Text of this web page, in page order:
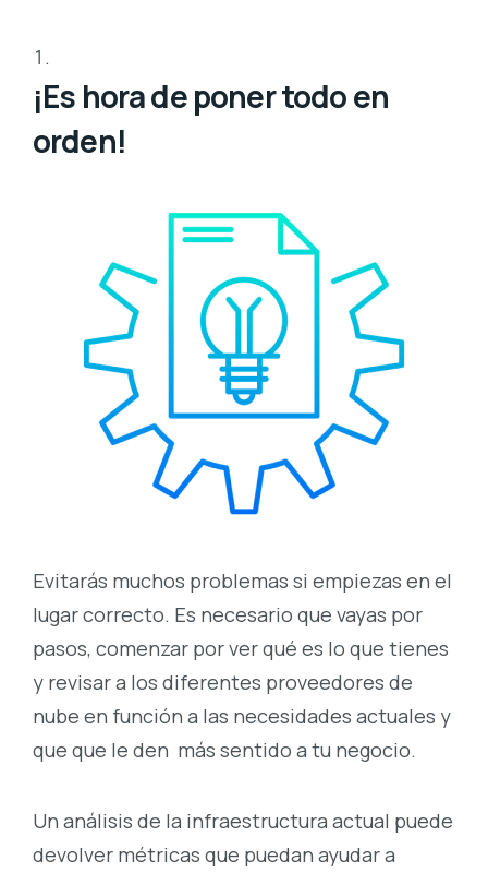
¡Es hora de poner todo en
orden!
Evitarás muchos problemas si empiezas en el
lugar correcto. Es necesario que vayas por
pasos, comenzar por ver qué es lo que tienes
y revisar a los diferentes proveedores de
nube en función a las necesidades actuales y
que que le den más sentido a tu negocio.
Un análisis de la infraestructura actual puede
devolver métricas que puedan ayudar a